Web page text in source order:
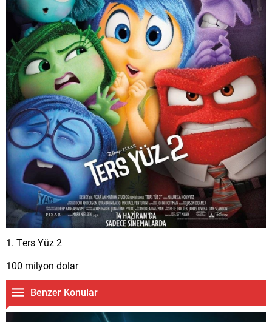
1. Ters Yüz 2
100 milyon dolar
Benzer Konular